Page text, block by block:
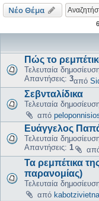
Νέο Θέμα
Πώς το
Τελευταία
Απαντήσεις: 3από
Σεβνταλίδικα
Τελευταία
από
Ευάγγελος
Τελευταία
Απαντήσεις: 1
Τα ρεμπέτικα
παρανομίας)
Τελευταία
από